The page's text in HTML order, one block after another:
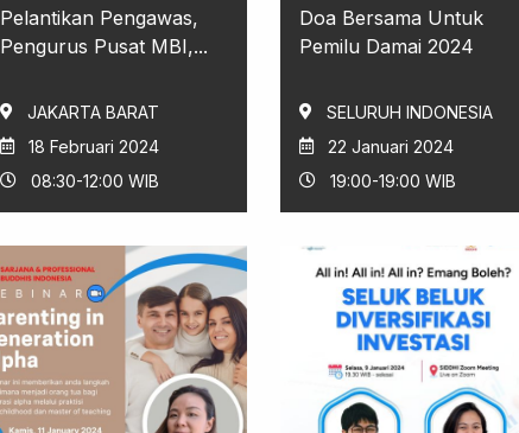
Pelantikan Pengawas,
Pengurus Pusat MBI,...
JAKARTA BARAT
18 Februari 2024
08:30-12:00 WIB
Doa Bersama Untuk
Pemilu Damai 2024
SELURUH INDONESIA
22 Januari 2024
19:00-19:00 WIB